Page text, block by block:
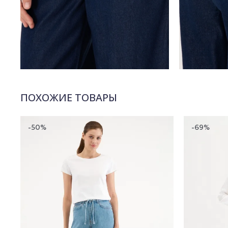
ПОХОЖИЕ ТОВАРЫ
-50% -69%